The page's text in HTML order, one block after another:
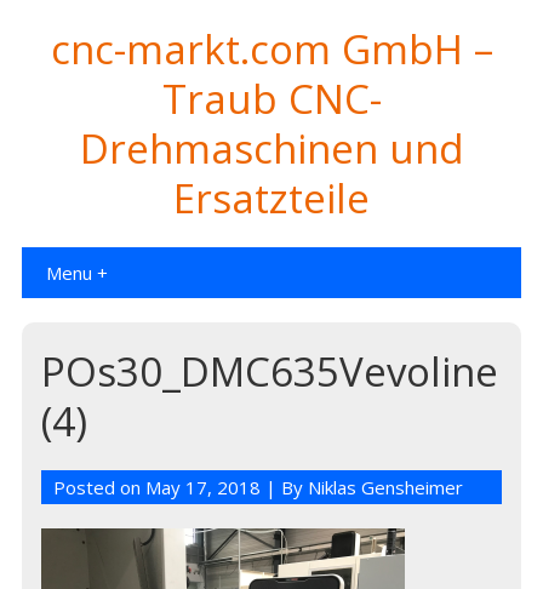
cnc-markt.com GmbH –
Traub CNC-
Drehmaschinen und
Ersatzteile
Menu +
POs30_DMC635Vevoline
(4)
Posted on May 17, 2018 | By Niklas Gensheimer